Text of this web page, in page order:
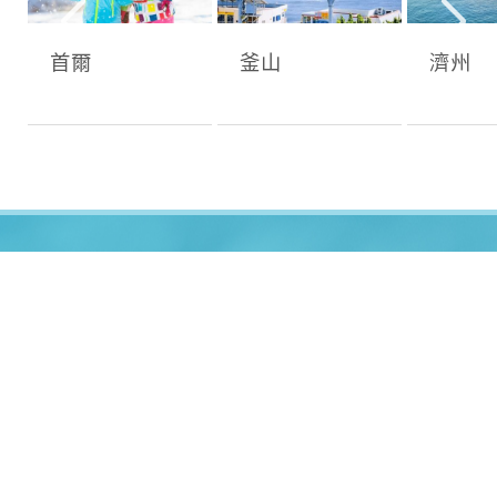
首爾 釜山 濟州